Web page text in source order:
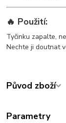
🔥 Použití:
Tyčinku zapalte,
Nechte ji doutnat
Původ zboží
Parametry